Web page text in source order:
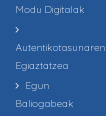
Modu Digitalak
Autentikotasunaren
Egiaztatzea
Egun
Baliogabeak